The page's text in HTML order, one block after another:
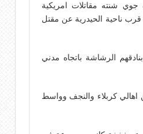
شنته مقاتلات امريكية
ناحية الحيدرية عن مقتل
الرشاشة باتجاه مدني
كربلاء والنجف وواسط